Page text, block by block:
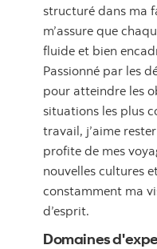
structuré dans ma
m’assure que
fluide et bien
Passionné par les
pour atteindre les
situations les plus
travail, j’aime
profite de mes
nouvelles cultures
constamment ma
d’esprit.
Domaines